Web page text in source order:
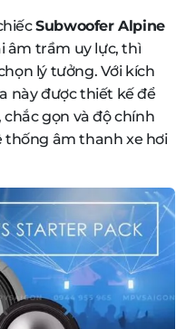
Subwoofer Alpine
âm trầm uy lực, thì
lý tưởng. Với kích
này được thiết kế để
gọn và độ chính
thống âm thanh xe hơi